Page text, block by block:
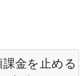
金を止める